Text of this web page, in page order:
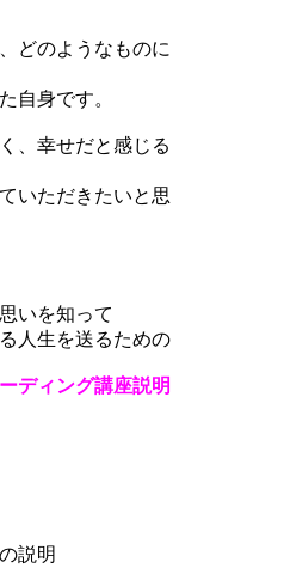
どのようなものに
自身です。
、幸せだと感じる
いただきたいと思
いを知って
人生を送るための
ディング講座説明
説明